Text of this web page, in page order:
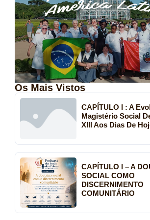
Os Mais Vistos
CAPÍTULO I : A
Magistério Social
XIII Aos Dias De
CAPÍTULO I – A
SOCIAL COMO
DISCERNIMENTO
COMUNITÁRIO